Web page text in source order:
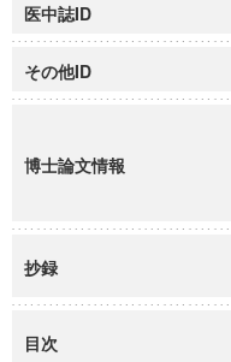
医中誌ID
その他ID
博士論文情報
抄録
目次